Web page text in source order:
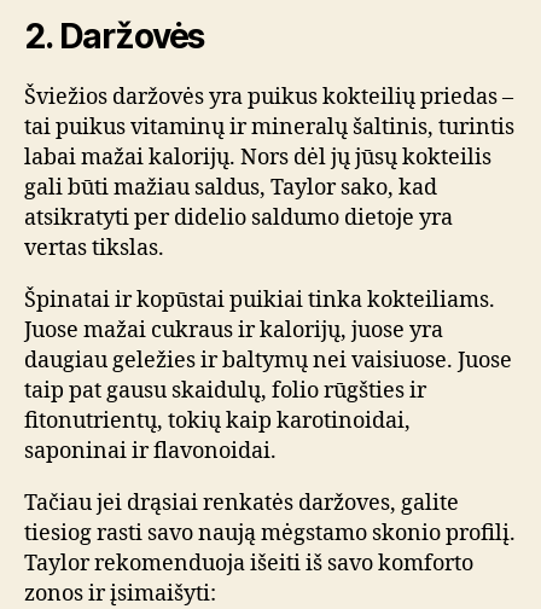
2. Daržovės
Šviežios daržovės yra puikus kokteilių priedas –
tai puikus vitaminų ir mineralų šaltinis, turintis
labai mažai kalorijų. Nors dėl jų jūsų kokteilis
gali būti mažiau saldus, Taylor sako, kad
atsikratyti per didelio saldumo dietoje yra
vertas tikslas.
Špinatai ir kopūstai puikiai tinka kokteiliams.
Juose mažai cukraus ir kalorijų, juose yra
daugiau geležies ir baltymų nei vaisiuose. Juose
taip pat gausu skaidulų, folio rūgšties ir
fitonutrientų, tokių kaip karotinoidai,
saponinai ir flavonoidai.
Tačiau jei drąsiai renkatės daržoves, galite
tiesiog rasti savo naują mėgstamo skonio profilį.
Taylor rekomenduoja išeiti iš savo komforto
zonos ir įsimaišyti: